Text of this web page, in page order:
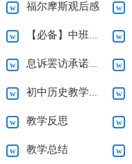
福尔摩斯观后感
【必备】中班音乐教案三篇
息诉罢访承诺书集合六篇
初中历史教学总结合集七篇
教学反思
教学总结